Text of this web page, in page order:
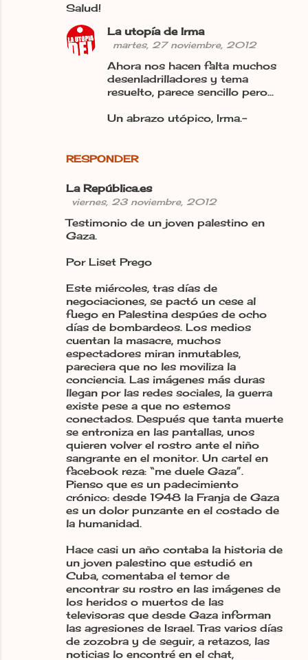
Salud!
RESPONDER
La utopía de Irma
martes, 27 noviembre, 2012
Ahora nos hacen falta muchos
desenladrilladores y tema
resuelto, parece sencillo pero...
Un abrazo utópico, Irma.-
La República.es
viernes, 23 noviembre, 2012
Testimonio de un joven palestino en
Gaza.
Por Liset Prego
Este miércoles, tras días de
negociaciones, se pactó un cese al
fuego en Palestina despúes de ocho
días de bombardeos. Los medios
cuentan la masacre, muchos
espectadores miran inmutables,
pareciera que no les moviliza la
conciencia. Las imágenes más duras
llegan por las redes sociales, la guerra
existe pese a que no estemos
conectados. Después que tanta muerte
se entroniza en las pantallas, unos
quieren volver el rostro ante el niño
sangrante en el monitor. Un cartel en
facebook reza: “me duele Gaza”.
Pienso que es un padecimiento
crónico: desde 1948 la Franja de Gaza
es un dolor punzante en el costado de
la humanidad.
Hace casi un año contaba la historia de
un joven palestino que estudió en
Cuba, comentaba el temor de
encontrar su rostro en las imágenes de
los heridos o muertos de las
televisoras que desde Gaza informan
las agresiones de Israel. Tras varios días
de zozobra y de seguir, a retazos, las
noticias lo encontré en el chat,